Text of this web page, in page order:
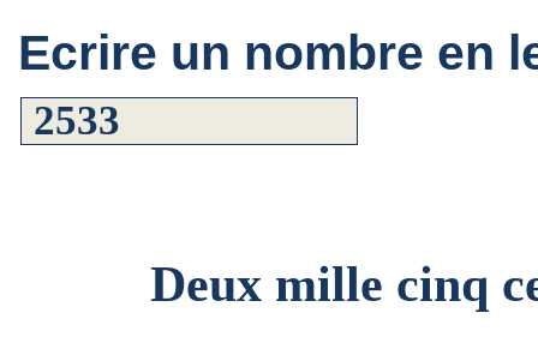
Ecrire un nombre en
Deux mille cinq